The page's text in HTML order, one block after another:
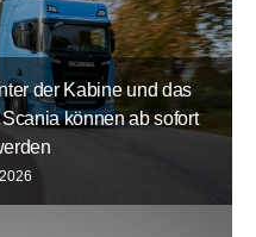
der Kabine und das
können ab sofort